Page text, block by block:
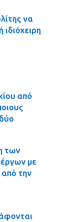
να
ιδιόχειρη
από
των
με
την